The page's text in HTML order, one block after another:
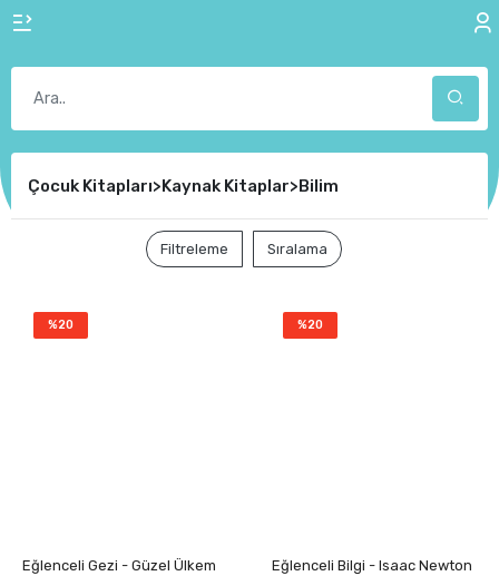
Çocuk Kitapları>Kaynak Kitaplar>Bilim
Filtreleme Sıralama
%20
Eğlenceli Gezi - Güzel Ülkem
%20
Eğlenceli Bilgi - Isaac Newton